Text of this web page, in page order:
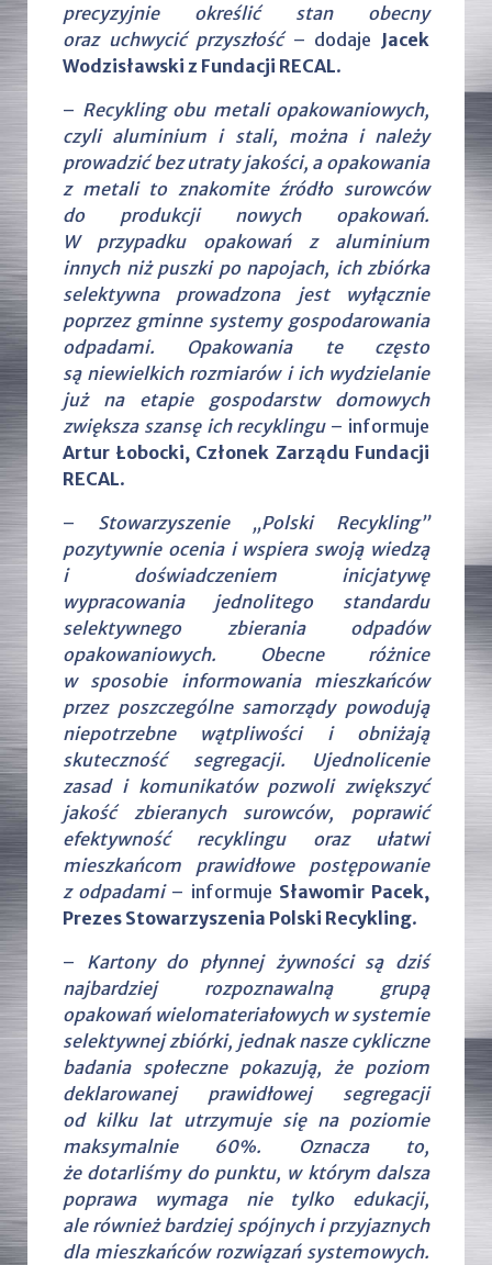
precyzyjnie określić stan obecny
oraz uchwycić przyszłość– dodaje Jacek
Wodzisławski z Fundacji RECAL.
– Recykling obu metali opakowaniowych,
czyli aluminium i stali, można i należy
prowadzić bez utraty jakości, a opakowania
z metali to znakomite źródło surowców
do produkcji nowych opakowań.
W przypadku opakowań z aluminium
innych niż puszki po napojach, ich zbiórka
selektywna prowadzona jest wyłącznie
poprzez gminne systemy gospodarowania
odpadami. Opakowania te często
są niewielkich rozmiarów i ich wydzielanie
już na etapie gospodarstw domowych
zwiększa szansę ich recyklingu – informuje
Artur Łobocki, Członek Zarządu Fundacji
RECAL.
– Stowarzyszenie „Polski Recykling”
pozytywnie ocenia i wspiera swoją wiedzą
i doświadczeniem inicjatywę
wypracowania jednolitego standardu
selektywnego zbierania odpadów
opakowaniowych. Obecne różnice
w sposobie informowania mieszkańców
przez poszczególne samorządy powodują
niepotrzebne wątpliwości i obniżają
skuteczność segregacji. Ujednolicenie
zasad i komunikatów pozwoli zwiększyć
jakość zbieranych surowców, poprawić
efektywność recyklingu oraz ułatwi
mieszkańcom prawidłowe postępowanie
z odpadami– informuje Sławomir Pacek,
Prezes Stowarzyszenia Polski Recykling.
– Kartony do płynnej żywności są dziś
najbardziej rozpoznawalną grupą
opakowań wielomateriałowych w systemie
selektywnej zbiórki, jednak nasze cykliczne
badania społeczne pokazują, że poziom
deklarowanej prawidłowej segregacji
od kilku lat utrzymuje się na poziomie
maksymalnie 60%. Oznacza to,
że dotarliśmy do punktu, w którym dalsza
poprawa wymaga nie tylko edukacji,
ale również bardziej spójnych i przyjaznych
dla mieszkańców rozwiązań systemowych.